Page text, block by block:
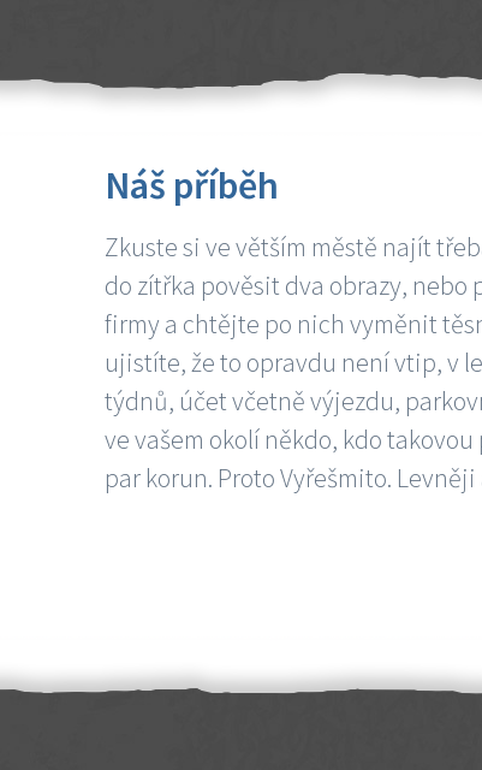
Náš příběh
Zkuste si ve větším městě najít
do zítřka pověsit dva obrazy,
firmy a chtějte po nich vyměnit
ujistíte, že to opravdu není vtip, v
týdnů, účet včetně výjezdu,
ve vašem okolí někdo, kdo
par korun. Proto Vyřešmito.